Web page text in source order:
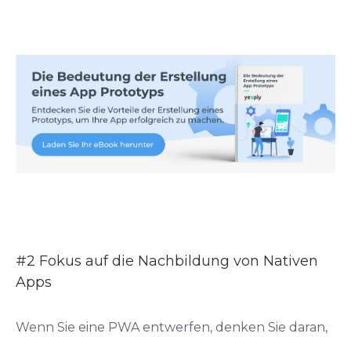
#2 Fokus auf die Nachbildung von Nativen
Apps
Wenn Sie eine PWA entwerfen, denken Sie daran,